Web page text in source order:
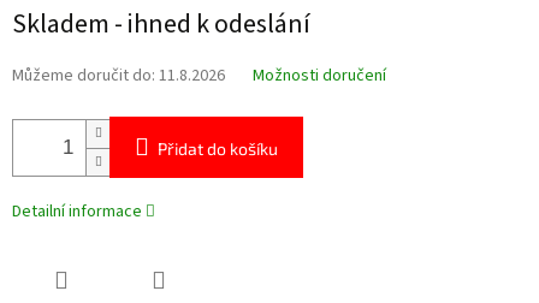
cena:
Skladem - ihned k odeslání
Můžeme doručit do: 11.8.2026 Možnosti doručení
Přidat do košíku
Detailní informace